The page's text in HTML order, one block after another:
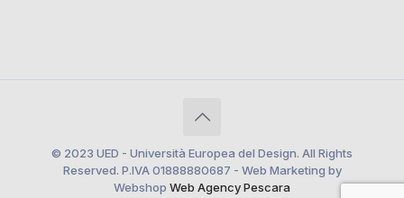
© 2023 UED - Università Europea del Design. All Rights
Reserved. P.IVA 01888880687 - Web Marketing by
Webshop Web Agency Pescara